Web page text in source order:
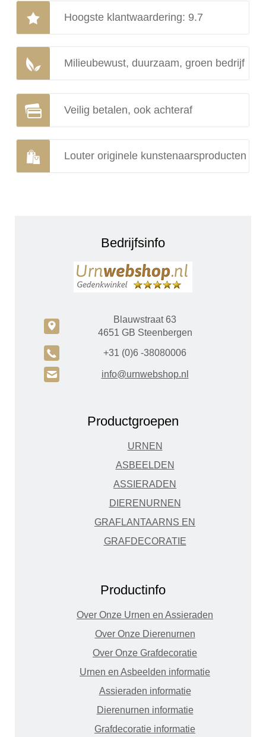
Hoogste klantwaardering: 9.7
Milieubewust, duurzaam, groen bedrijf
Veilig betalen, ook achteraf
Louter originele kunstenaarsproducten
Bedrijfsinfo
c
Blauwstraat 63
4651 GB Steenbergen
A +31 (0)6 -38080006
H info@urnwebshop.nl
Productgroepen
URNEN
ASBEELDEN
ASSIERADEN
DIERENURNEN
GRAFLANTAARNS EN
GRAFDECORATIE
Productinfo
Over Onze Urnen en Assieraden
Over Onze Dierenurnen
Over Onze Grafdecoratie
Urnen en Asbeelden informatie
Assieraden informatie
Dierenurnen informatie
Grafdecoratie informatie